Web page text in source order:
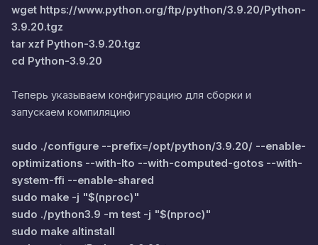
wget https://www.python.org/ftp/python/3.9.20/Python-
3.9.20.tgz
tar xzf Python-3.9.20.tgz
cd Python-3.9.20
Теперь указываем конфигурацию для сборки и
запускаем компиляцию
sudo ./configure --prefix=/opt/python/3.9.20/ --enable-
optimizations --with-lto --with-computed-gotos --with-
system-ffi --enable-shared
sudo make -j "$(nproc)"
sudo ./python3.9 -m test -j "$(nproc)"
sudo make altinstall